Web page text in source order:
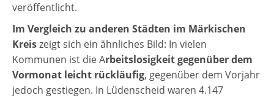
veröffentlicht.
Im Vergleich zu anderen Städten im Märkischen
Kreiszeigt sich ein ähnliches Bild: In vielen
Kommunen ist die Arbeitslosigkeit gegenüber dem
Vormonat leicht rückläufig, gegenüber dem Vorjahr
jedoch gestiegen. In Lüdenscheid waren 4.147